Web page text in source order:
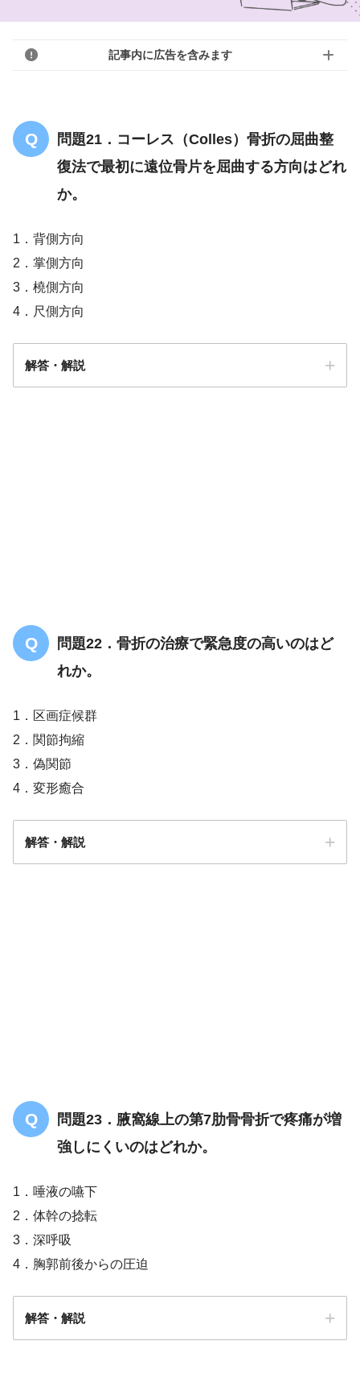
記事内に広告を含みます
問題21．コーレス（Colles）骨折の屈曲整
復法で最初に遠位骨片を屈曲する方向はどれ
か。
1．背側方向
2．掌側方向
3．橈側方向
4．尺側方向
解答・解説
問題22．骨折の治療で緊急度の高いのはど
れか。
1．区画症候群
2．関節拘縮
3．偽関節
4．変形癒合
解答・解説
問題23．腋窩線上の第7肋骨骨折で疼痛が増
強しにくいのはどれか。
1．唾液の嚥下
2．体幹の捻転
3．深呼吸
4．胸郭前後からの圧迫
解答・解説